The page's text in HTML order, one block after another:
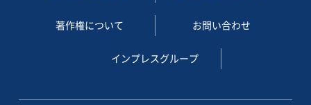
著作権について お問い合わせ
インプレスグループ